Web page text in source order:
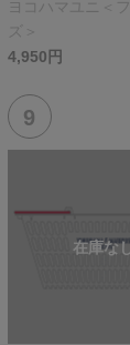
ヨコハマユニ＜
ズ＞
4,950円